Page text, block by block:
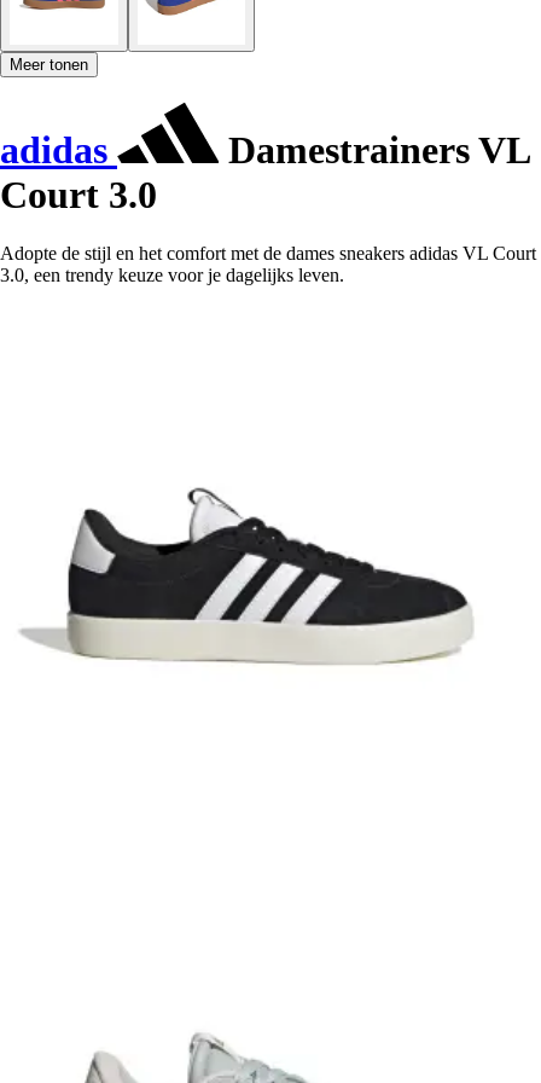
Meer tonen
adidas
Damestrainers VL
Court 3.0
Adopte de stijl en het comfort met de dames sneakers adidas VL Court
3.0, een trendy keuze voor je dagelijks leven.